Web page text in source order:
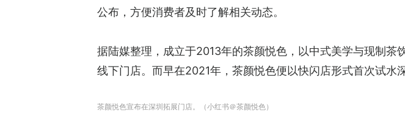
公布，方便消费者及时了解相关动态。
据陆媒整理，成立于2013年的茶颜悦色，以中式美学与现制
线下门店。而早在2021年，茶颜悦色便以快闪店形式首次试水
茶颜悦色宣布在深圳拓展门店。（小红书＠茶颜悦色）